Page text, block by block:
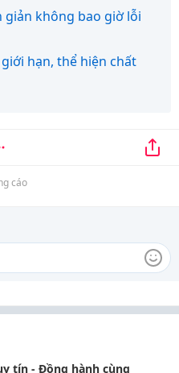
giản không bao giờ lỗi
hạn, thể hiện chất
cáo
tín - Đồng hành cùng